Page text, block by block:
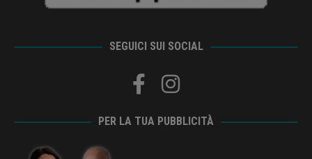
SEGUICI SUI SOCIAL
PER LA TUA PUBBLICITÀ